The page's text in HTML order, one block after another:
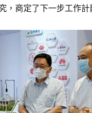
，商定了下一步工作計